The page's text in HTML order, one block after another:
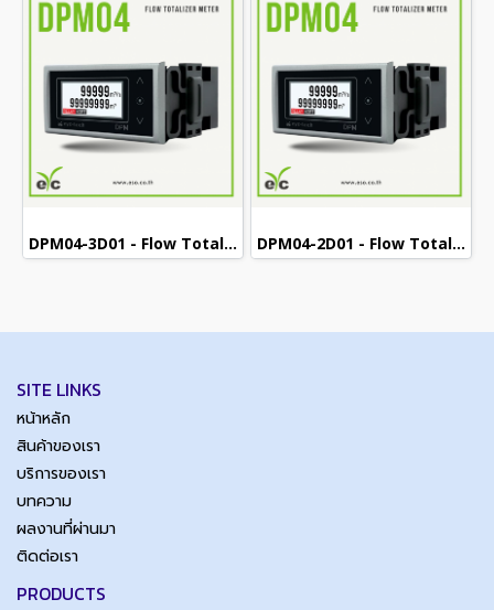
DPM04-3D01 - Flow Totalize Meter / มิเตอร์แสดงผลรวมการไหล DPM04-2D01 - Flow Totalize Meter / มิเตอร์แสดงผลรวมการไหล
SITE LINKS
หน้าหลัก
สินค้าของเรา
บริการของเรา
บทความ
ผลงานที่ผ่านมา
ติดต่อเรา
PRODUCTS